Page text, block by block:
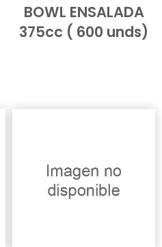
BOWL ENSALADA
375cc ( 600 unds)